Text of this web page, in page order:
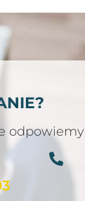
odpowiemy